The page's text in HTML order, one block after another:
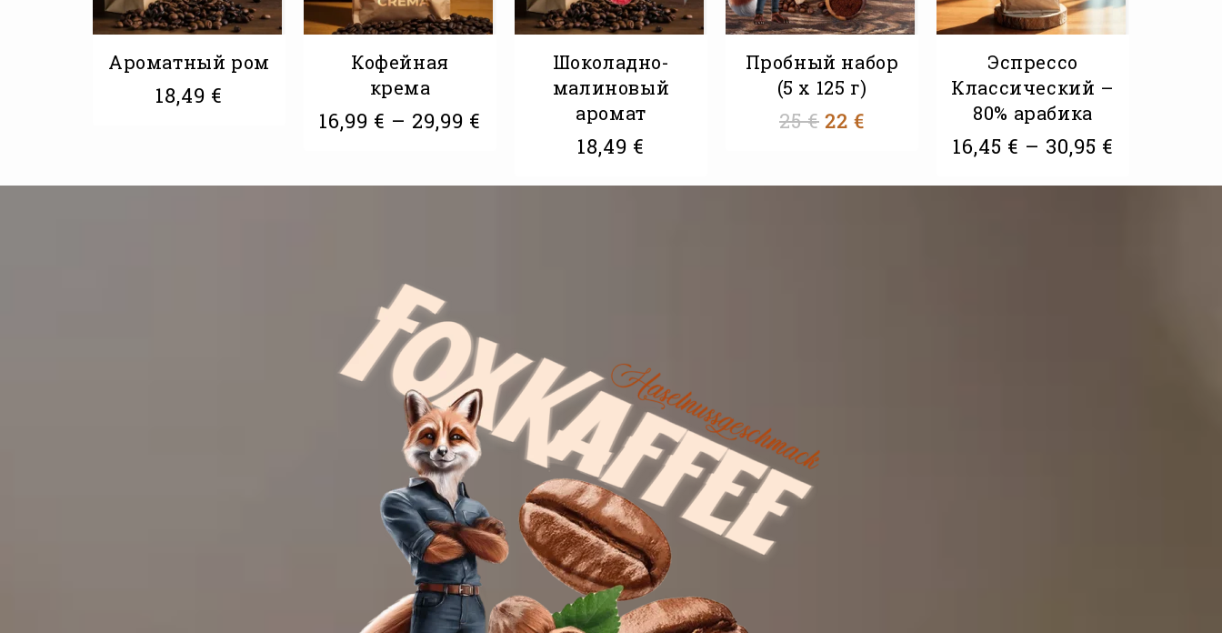
Ароматный ром
18,49 €
Кофейная
крема
16,99 € – 29,99 €
Шоколадно-
малиновый
аромат
18,49 €
Пробный набор
(5 x 125 г)
25€ 22 €
Эспрессо
Классический –
80% арабика
16,45 € – 30,95 €